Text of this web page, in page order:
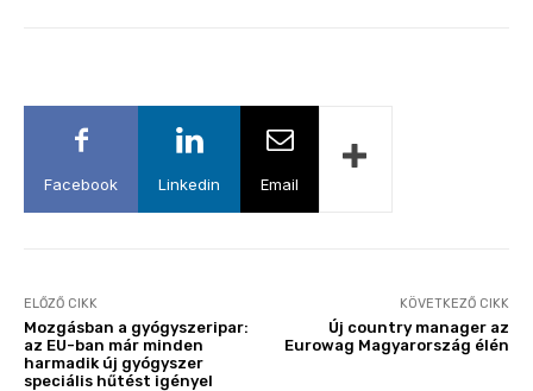
Facebook Linkedin Email
ELŐZŐ CIKK
Mozgásban a gyógyszeripar:
az EU-ban már minden
harmadik új gyógyszer
speciális hűtést igényel
KÖVETKEZŐ CIKK
Új country manager az
Eurowag Magyarország élén